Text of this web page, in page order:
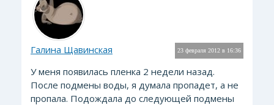
23 февраля 2012 в 16:36
Галина Щавинская
У меня появилась пленка 2 недели назад.
После подмены воды, я думала пропадет, а не
пропала. Подождала до следующей подмены